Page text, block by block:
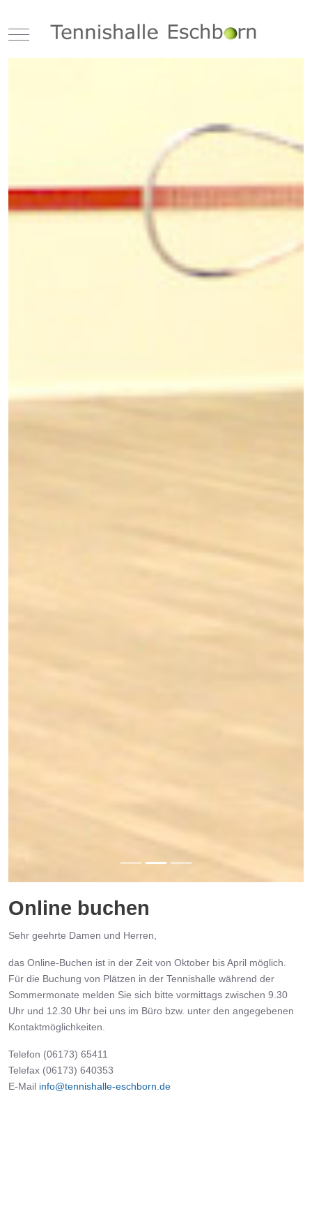
Mobile Menu Toggle
Online buchen
Sehr geehrte Damen und Herren,
das Online-Buchen ist in der Zeit von Oktober bis April möglich.
Für die Buchung von Plätzen in der Tennishalle während der
Sommermonate melden Sie sich bitte vormittags zwischen 9.30
Uhr und 12.30 Uhr bei uns im Büro bzw. unter den angegebenen
Kontaktmöglichkeiten.
Telefon (06173) 65411
Telefax (06173) 640353
E-Mail info@tennishalle-eschborn.de